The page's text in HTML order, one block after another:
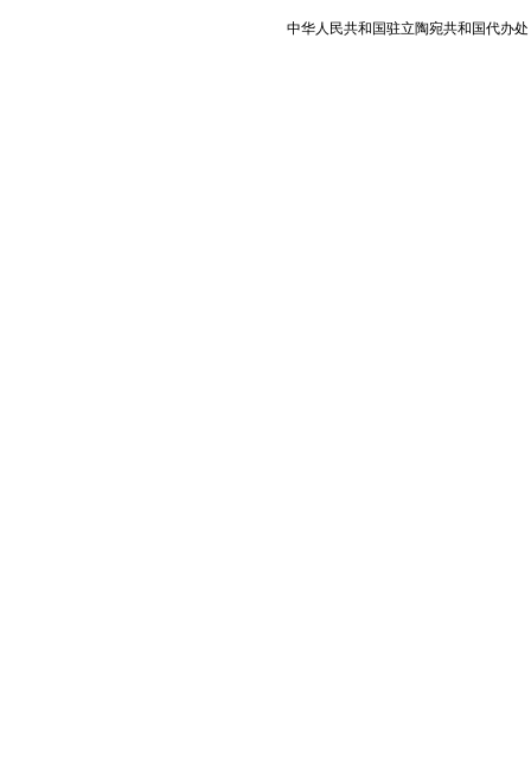
中华人民共和国驻立陶宛共和国代办处